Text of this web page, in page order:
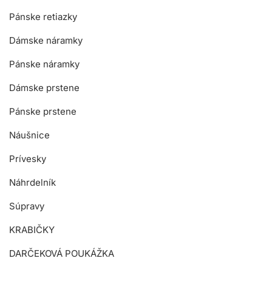
Pánske retiazky
Dámske náramky
Pánske náramky
Dámske prstene
Pánske prstene
Náušnice
Prívesky
Náhrdelník
Súpravy
KRABIČKY
DARČEKOVÁ POUKÁŽKA